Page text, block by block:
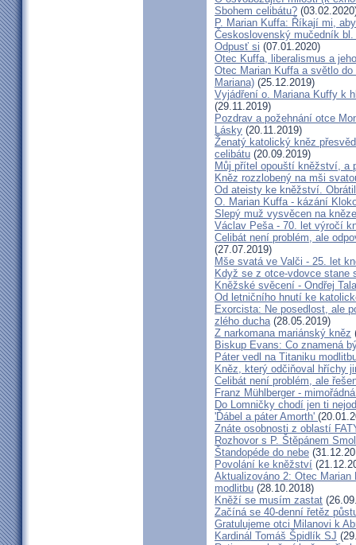
Sbohem celibátu?
P. Marian Kuffa: Říkají mi,
Československý mučedník
Odpusť si (07.01.2020)
Otec Kuffa, liberalismus a
Otec Marian Kuffa a světlo
Mariana) (25.12.2019)
Vyjádření o. Mariana Kuffy k
(29.11.2019)
Pozdrav a požehnání otce
Lásky (20.11.2019)
Ženatý katolický kněz
celibátu (20.09.2019)
Můj přítel opouští kněžství, a
Kněz rozzlobený na mši
Od ateisty ke kněžství.
O. Marian Kuffa - kázání
Slepý muž vysvěcen na kněze
Václav Peša - 70. let výročí
Celibát není problém, ale
(27.07.2019)
Mše svatá ve Valči - 25. let
Když se z otce-vdovce stane
Kněžské svěcení - Ondřej
Od letničního hnutí ke
Exorcista: Ne posedlost, ale
zlého ducha(28.05.2019)
Z narkomana mariánský kněz
Biskup Evans: Co znamená
Páter vedl na Titaniku
Kněz, který odčiňoval hříchy
Celibát není problém, ale
Franz Mühlberger -
Do Lomničky chodí jen ti
'Ďábel a páter Amorth'
Znáte osobnosti z oblastí
Rozhovor s P. Štěpánem
Štandopéde do nebe
Povolání ke kněžství
Aktualizováno 2: Otec
modlitbu (28.10.2018)
Kněží se musím zastat
Začíná se 40-denní řetěz
Gratulujeme otci Milanovi k
Kardinál Tomáš Špidlík SJ